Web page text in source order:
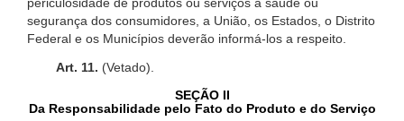
periculosidade de produtos ou serviços à saúde ou
segurança dos consumidores, a União, os Estados, o Distrito
Federal e os Municípios deverão informá-los a respeito.
Art. 11. (Vetado).
SEÇÃO II
Da Responsabilidade pelo Fato do Produto e do Serviço